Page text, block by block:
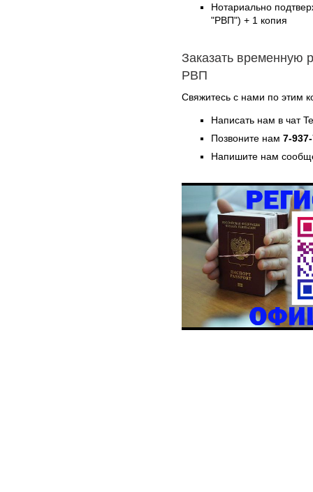
Нотариально
"РВП") + 1 копия
Заказать временную
РВП
Свяжитесь с нами по этим
Написать нам в чат
Позвоните нам 7-
Напишите нам